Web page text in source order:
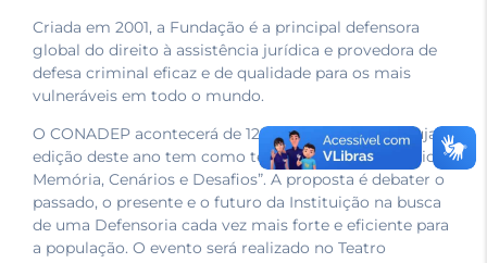
Criada em 2001, a Fundação é a principal defensora
global do direito à assistência jurídica e provedora de
defesa criminal eficaz e de qualidade para os mais
vulneráveis em todo o mundo.
O CONADEP acontecerá de 12 a 15 de novembro, cuja
edição deste ano tem como tema “Defensoria Pública:
Memória, Cenários e Desafios”. A proposta é debater o
passado, o presente e o futuro da Instituição na busca
de uma Defensoria cada vez mais forte e eficiente para
a população. O evento será realizado no Teatro